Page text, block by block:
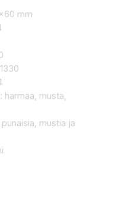
mm
harmaa, musta,
mustia ja